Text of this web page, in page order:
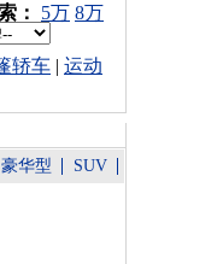
： 5万 8万
轿车 | 运动
豪华型 SUV